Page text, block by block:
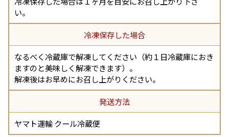
い。
冷凍保存した場合
なるべく冷蔵庫で解凍してください（約１日冷蔵庫におき
ますのと美味しく解凍できます）。
解凍後はお早めにお召し上がりください。
発送方法
ヤマト運輸 クール冷蔵便